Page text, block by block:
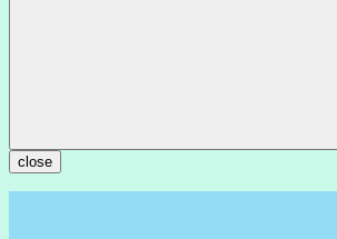
close